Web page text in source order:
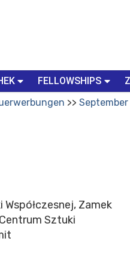
FELLOWSHIPS
Zamek
Sztuki